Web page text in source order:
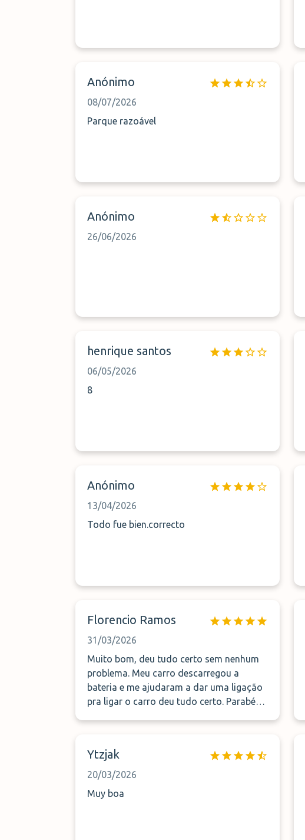
Anónimo
08/07/2026
Parque razoável
Anónimo
26/06/2026
henrique santos
06/05/2026
8
Anónimo
13/04/2026
Todo fue bien.correcto
Florencio Ramos
31/03/2026
Muito bom, deu tudo certo sem nenhum
problema. Meu carro descarregou a
bateria e me ajudaram a dar uma ligação
pra ligar o carro deu tudo certo. Parabéns
Ytzjak
20/03/2026
Muy boa